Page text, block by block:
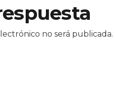
no será publicada.